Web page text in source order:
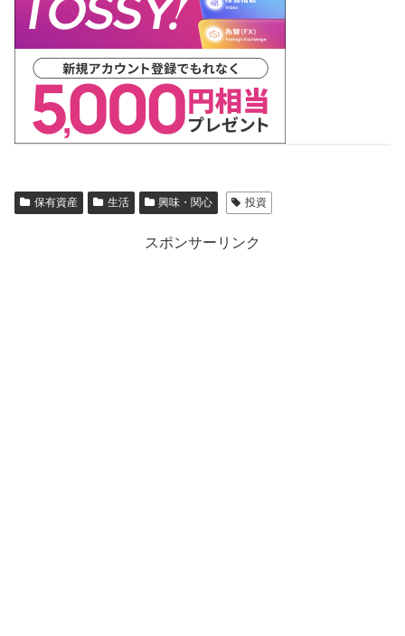
保有資産 生活 興味・関心 投資
スポンサーリンク